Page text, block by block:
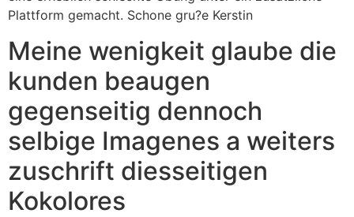
Plattform gemacht. Schone gru?e Kerstin
Meine wenigkeit glaube die
kunden beaugen
gegenseitig dennoch
selbige Imagenes a weiters
zuschrift diesseitigen
Kokolores